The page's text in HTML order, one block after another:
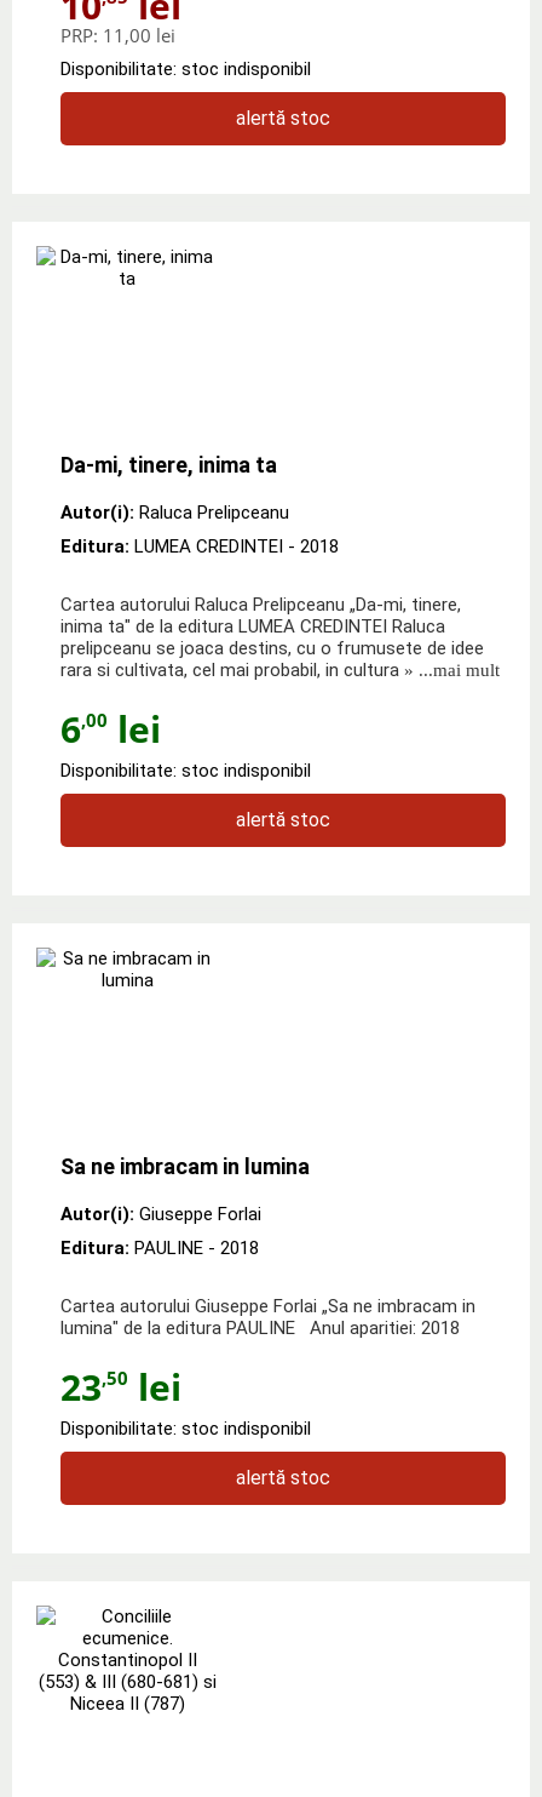
PRP: 11,00 lei
Disponibilitate: stoc indisponibil
alertă stoc
Da-mi, tinere, inima ta
Autor(i): Raluca Prelipceanu
Editura: LUMEA CREDINTEI - 2018
Cartea autorului Raluca Prelipceanu „Da-mi, tinere,
inima ta" de la editura LUMEA CREDINTEI Raluca
prelipceanu se joaca destins, cu o frumusete de idee
rara si cultivata, cel mai probabil, in cultura » ...mai mult
6,00 lei
Disponibilitate: stoc indisponibil
alertă stoc
Sa ne imbracam in lumina
Autor(i): Giuseppe Forlai
Editura: PAULINE - 2018
Cartea autorului Giuseppe Forlai „Sa ne imbracam in
lumina" de la editura PAULINE Anul aparitiei: 2018
23,50 lei
Disponibilitate: stoc indisponibil
alertă stoc